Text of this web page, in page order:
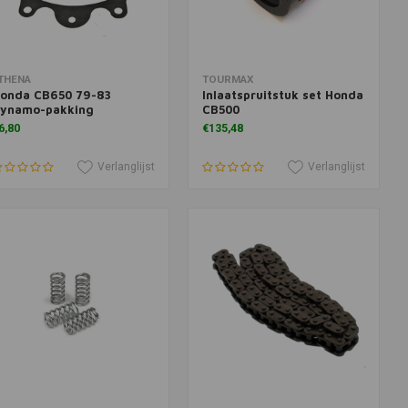
aan winkelwagen
CB650 79-83
pakking
Verlanglijst
Toevoegen aan winkelwagen
TOURMAX
Inlaatspruitstuk set Honda
CB500
€135,48
Verlanglijst